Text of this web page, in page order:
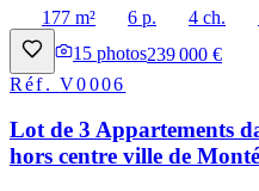
177 m²
6 p. 4 ch.
15 photos239 000 €
Réf.V0006
Lot de 3 Appartements
hors centre ville de